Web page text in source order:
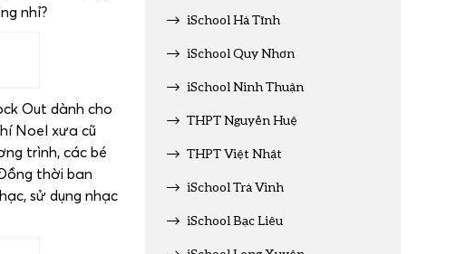
nhỉ?
Out dành cho
Noel xưa cũ
trình, các bé
thời ban
sử dụng nhạc
iSchool Hà Tĩnh
iSchool Quy Nhơn
iSchool Ninh Thuận
THPT Nguyễn Huệ
THPT Việt Nhật
iSchool Trà Vinh
iSchool Bạc Liêu